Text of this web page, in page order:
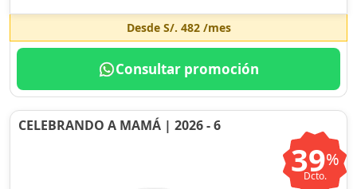
Desde S/. 482/mes
Consultar promoción
CELEBRANDO A MAMÁ | 2026 - 6
39%
Dcto.